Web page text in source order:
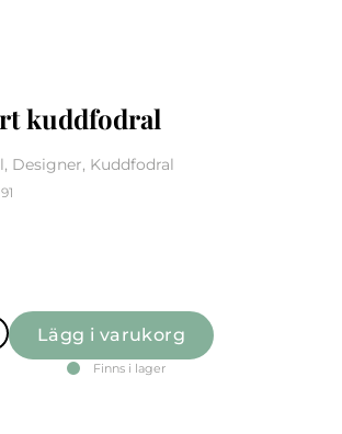
kuddfodral
Designer, Kuddfodral
kuddfodral mängd
Lägg i varukorg
Finns i lager